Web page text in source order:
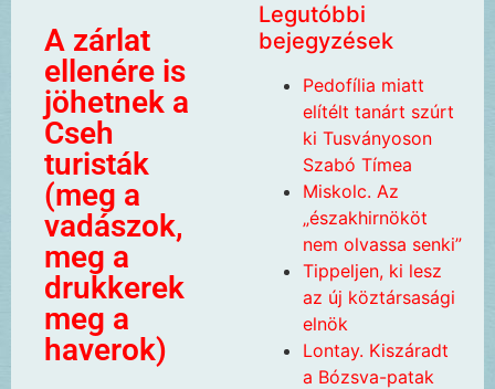
A zárlat
ellenére is
jöhetnek a
Cseh
turisták
(meg a
vadászok,
meg a
drukkerek
meg a
haverok)
Legutóbbi
bejegyzések
Pedofília miatt
elítélt tanárt szúrt
ki Tusványoson
Szabó Tímea
Miskolc. Az
„északhirnököt
nem olvassa senki”
Tippeljen, ki lesz
az új köztársasági
elnök
Lontay. Kiszáradt
a Bózsva-patak